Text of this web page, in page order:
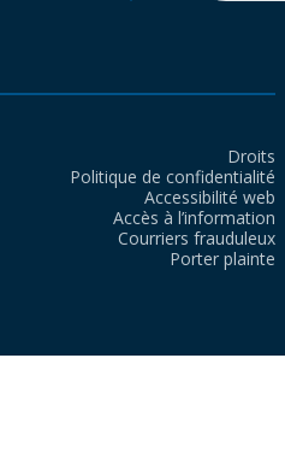
Droits
Politique de confidentialité
Accessibilité web
Accès à l’information
Courriers frauduleux
Porter plainte